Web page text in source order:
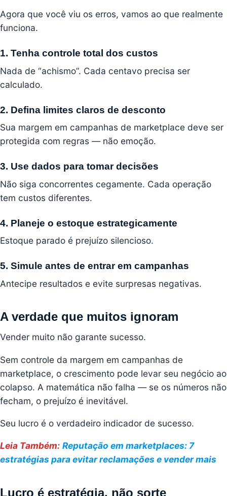
Agora que você viu os erros, vamos ao que realmente
funciona.
1. Tenha controle total dos custos
Nada de “achismo”. Cada centavo precisa ser
calculado.
2. Defina limites claros de desconto
Sua margem em campanhas de marketplace deve ser
protegida com regras — não emoção.
3. Use dados para tomar decisões
Não siga concorrentes cegamente. Cada operação
tem custos diferentes.
4. Planeje o estoque estrategicamente
Estoque parado é prejuízo silencioso.
5. Simule antes de entrar em campanhas
Antecipe resultados e evite surpresas negativas.
A verdade que muitos ignoram
Vender muito não garante sucesso.
Sem controle da margem em campanhas de
marketplace, o crescimento pode levar seu negócio ao
colapso. A matemática não falha — se os números não
fecham, o prejuízo é inevitável.
Seu lucro é o verdadeiro indicador de sucesso.
Leia Também: Reputação em marketplaces: 7
estratégias para evitar reclamações e vender mais
Lucro é estratégia, não sorte